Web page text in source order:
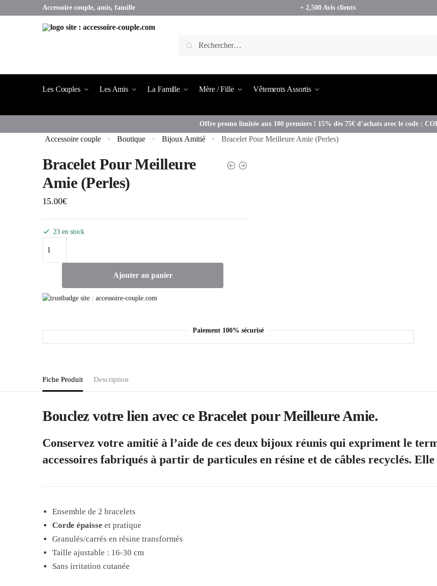
Accessoire couple, amis, famille + 2,500 Avis clients
Les Couples Les Amis La Famille Mère / Fille Vêtements Assortis
Offre promo limitée aux 100 premiers ! 15% dès 75€ d’achats avec le code :
Accessoire couple » Boutique » Bijoux Amitié » Bracelet Pour Meilleure Amie (Perles)
Bracelet Pour Meilleure
Amie (Perles)
15.00€
23 en stock
Ajouter au panier
Paiement 100% sécurisé
Fiche Produit Description
Bouclez votre lien avec ce Bracelet pour Meilleure Amie.
Conservez votre amitié à l’aide de ces deux bijoux réunis qui expriment le
accessoires fabriqués à partir de particules en résine et de câbles recyclés. Elle
Ensemble de 2 bracelets
Corde épaisse et pratique
Granulés/carrés en résine transformés
Taille ajustable : 16-30 cm
Sans irritation cutanée